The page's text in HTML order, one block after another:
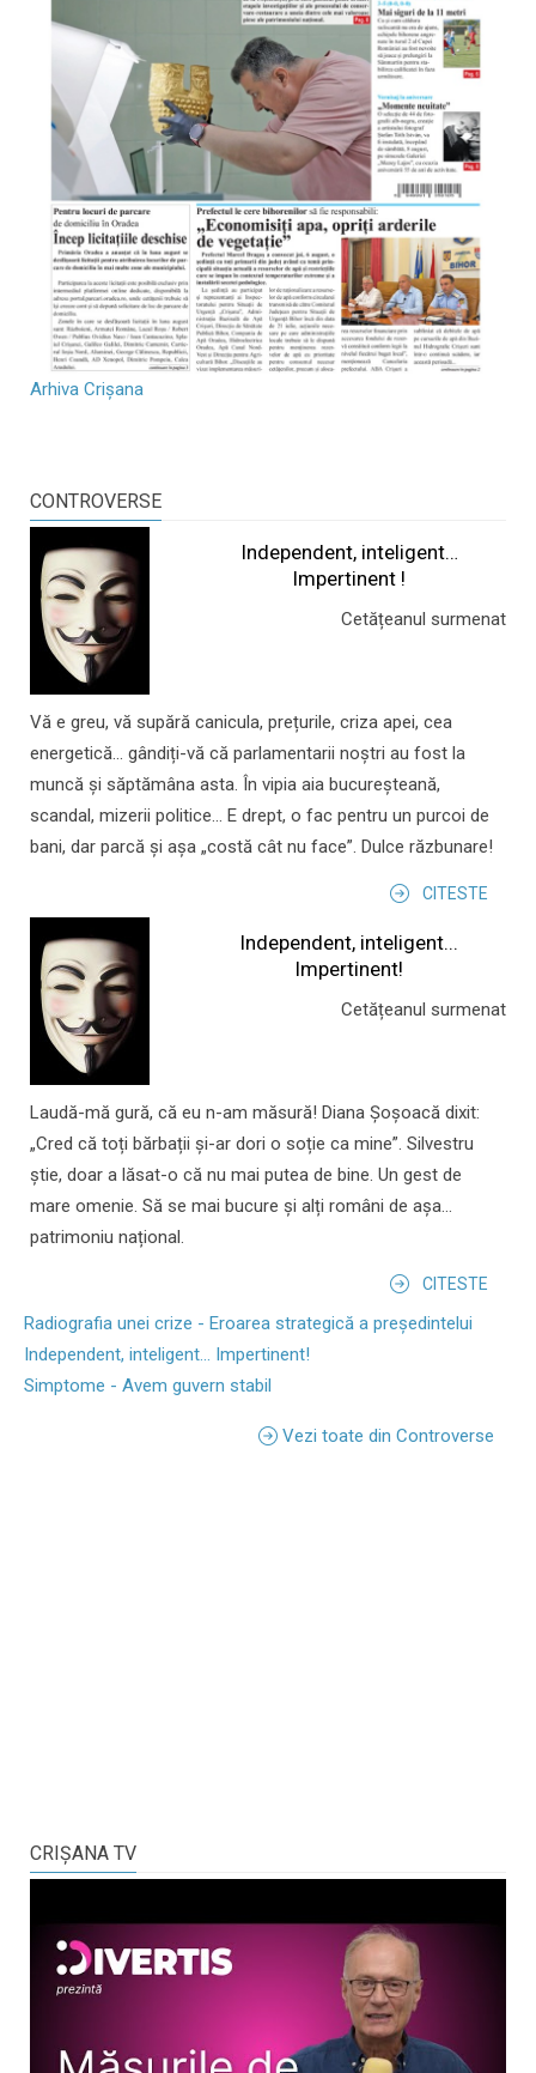
Arhiva Crișana
CONTROVERSE
Independent, inteligent…
Impertinent !
Cetățeanul surmenat
Vă e greu, vă supără canicula, prețurile, criza apei, cea
energetică... gândiți-vă că parlamentarii noștri au fost la
muncă și săptămâna asta. În vipia aia bucureșteană,
scandal, mizerii politice... E drept, o fac pentru un purcoi de
bani, dar parcă și așa „costă cât nu face”. Dulce răzbunare!
CITESTE
Independent, inteligent...
Impertinent!
Cetățeanul surmenat
Laudă-mă gură, că eu n-am măsură! Diana Șoșoacă dixit:
„Cred că toți bărbații și-ar dori o soție ca mine”. Silvestru
știe, doar a lăsat-o că nu mai putea de bine. Un gest de
mare omenie. Să se mai bucure și alți români de așa...
patrimoniu național.
CITESTE
Radiografia unei crize - Eroarea strategică a președintelui
Independent, inteligent... Impertinent!
Simptome - Avem guvern stabil
Vezi toate din Controverse
CRIŞANA TV